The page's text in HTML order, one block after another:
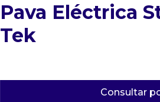
Pava Eléctrica
Tek
Consultar